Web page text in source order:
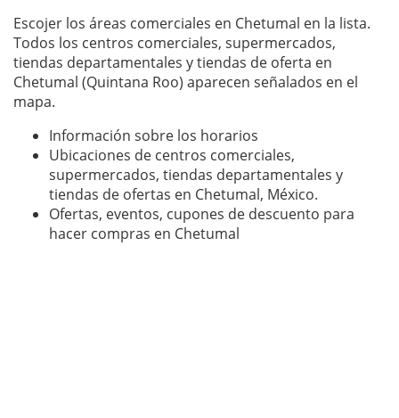
Escojer los áreas comerciales en Chetumal en la lista.
Todos los centros comerciales, supermercados,
tiendas departamentales y tiendas de oferta en
Chetumal (Quintana Roo) aparecen señalados en el
mapa.
Información sobre los horarios
Ubicaciones de centros comerciales,
supermercados, tiendas departamentales y
tiendas de ofertas en Chetumal, México.
Ofertas, eventos, cupones de descuento para
hacer compras en Chetumal